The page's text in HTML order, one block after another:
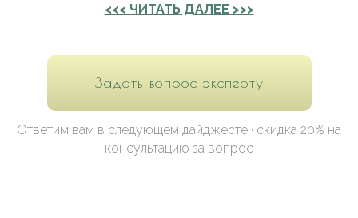
<<< ЧИТАТЬ ДАЛЕЕ >>>
Задать вопрос эксперту
Ответим вам в следующем дайджесте · скидка 20% на
консультацию за вопрос